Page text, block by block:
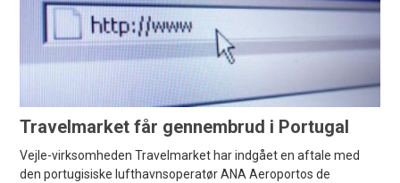
Travelmarket får gennembrud i Portugal
Vejle-virksomheden Travelmarket har indgået en aftale med
den portugisiske lufthavnsoperatør ANA Aeroportos de